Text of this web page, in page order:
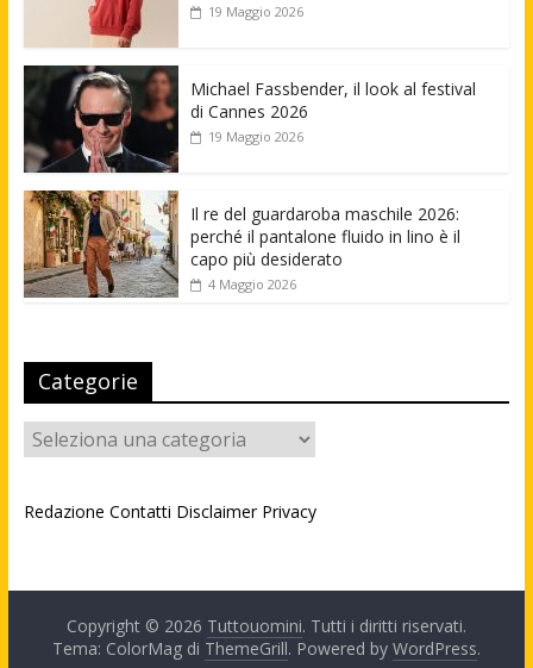
19 Maggio 2026
Michael Fassbender, il look al festival
di Cannes 2026
19 Maggio 2026
Il re del guardaroba maschile 2026:
perché il pantalone fluido in lino è il
capo più desiderato
4 Maggio 2026
Categorie
Categorie
Redazione Contatti Disclaimer Privacy
Copyright © 2026 Tuttouomini. Tutti i diritti riservati.
Tema: ColorMag di ThemeGrill. Powered by WordPress.